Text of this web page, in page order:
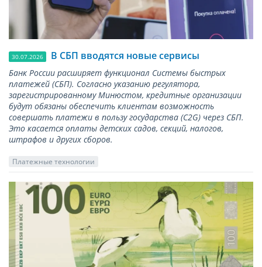
30.07.2026 В СБП вводятся новые сервисы
Банк России расширяет функционал Системы быстрых
платежей (СБП). Согласно указанию регулятора,
зарегистрированному Минюстом, кредитные организации
будут обязаны обеспечить клиентам возможность
совершать платежи в пользу государства (С2G) через СБП.
Это касается оплаты детских садов, секций, налогов,
штрафов и других сборов.
Платежные технологии